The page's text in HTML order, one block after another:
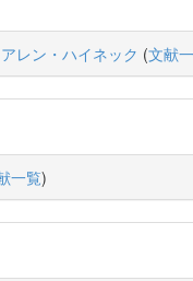
レン・ハイネック (文献
一覧)